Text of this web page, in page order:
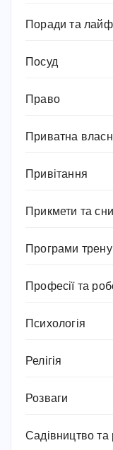
Поради та
Посуд
Право
Приватна
Привітання
Прикмети та сни
Програми
Професії та
Психологія
Релігія
Розваги
Садівництво та